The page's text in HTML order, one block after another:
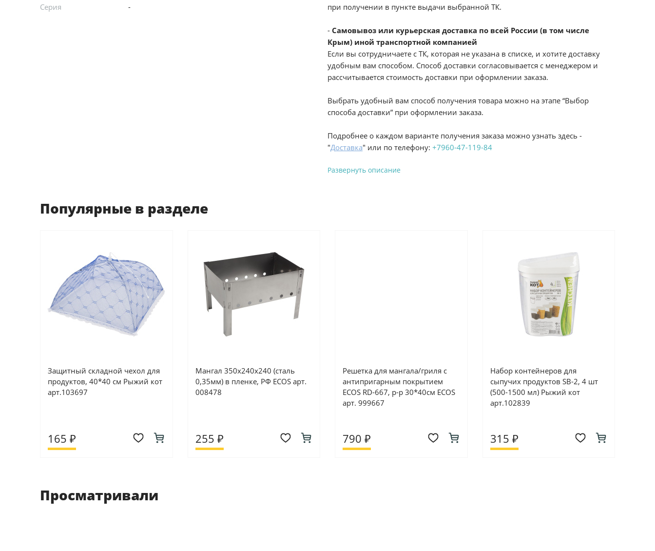
Серия
-
при получении в пункте выдачи выбранной ТК.
- Самовывоз или курьерская доставка по всей России (в том числе
Крым) иной транспортной компанией
Если вы сотрудничаете с ТК, которая не указана в списке, и хотите доставку
удобным вам способом. Способ доставки согласовывается с менеджером и
рассчитывается стоимость доставки при оформлении заказа.
Выбрать удобный вам способ получения товара можно на этапе “Выбор
способа доставки” при оформлении заказа.
Подробнее о каждом варианте получения заказа можно узнать здесь -
"Доставка" или по телефону: +7960-47-119-84
ProffЭлектро по адресу Геленджикский проспект, 6/2 (база КПП)или по
Для юридических лиц: переводом на расчетный счет при онлайн
Подробнее о способах оплаты можно узнать здесь - "Оплата"
Развернуть описание
Популярные в разделе
Защитный складной чехол для
продуктов, 40*40 см Рыжий кот
арт.103697
165 ₽
Мангал 350х240х240 (сталь
0,35мм) в пленке, РФ ECOS арт.
008478
255 ₽
Решетка для мангала/гриля с
антипригарным покрытием
ECOS RD-667, р-р 30*40см ECOS
арт. 999667
790 ₽
Набор контейнеров для
сыпучих продуктов SB-2, 4 шт
(500-1500 мл) Рыжий кот
арт.102839
315 ₽
Просматривали